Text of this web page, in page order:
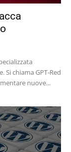
Si chiama GPT-Red
nuove...